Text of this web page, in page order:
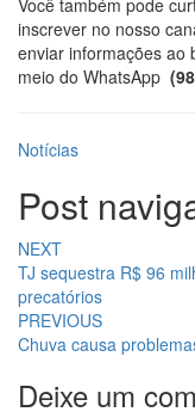
Você também pode
inscrever no nosso
enviar informações ao
meio do WhatsApp
Notícias
Post
NEXT
TJ sequestra R$ 96
precatórios
PREVIOUS
Chuva causa
Deixe um